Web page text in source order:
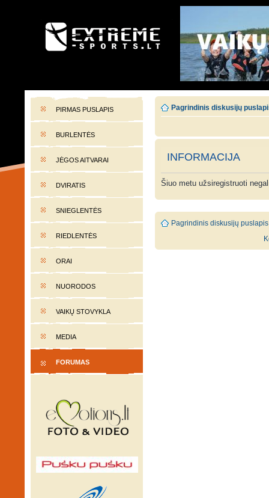
EXTREME-SPORTS.LT
PIRMAS PUSLAPIS
BURLENTĖS
JĖGOS AITVARAI
DVIRATIS
SNIEGLENTĖS
RIEDLENTĖS
ORAI
NUORODOS
VAIKŲ STOVYKLA
MEDIA
FORUMAS
Pagrindinis diskusijų
INFORMACIJA
Šiuo metu užsiregistruoti
Pagrindinis diskusijų puslapis